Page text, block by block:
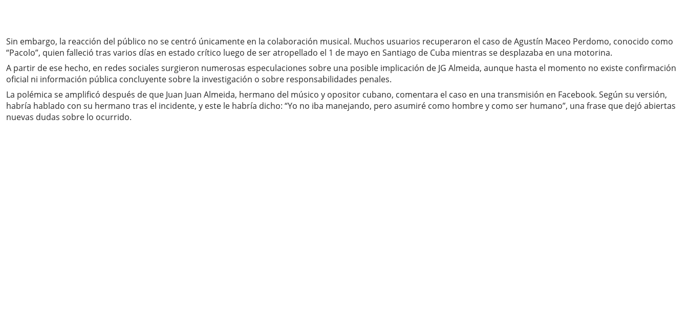
Sin embargo, la reacción del público no se centró únicamente en la colaboración musical. Muchos usuarios recuperaron el caso de Agustín Maceo Perdomo, conocido como
“Pacolo”, quien falleció tras varios días en estado crítico luego de ser atropellado el 1 de mayo en Santiago de Cuba mientras se desplazaba en una motorina.
A partir de ese hecho, en redes sociales surgieron numerosas especulaciones sobre una posible implicación de JG Almeida, aunque hasta el momento no existe confirmación
oficial ni información pública concluyente sobre la investigación o sobre responsabilidades penales.
La polémica se amplificó después de que Juan Juan Almeida, hermano del músico y opositor cubano, comentara el caso en una transmisión en Facebook. Según su versión,
habría hablado con su hermano tras el incidente, y este le habría dicho: “Yo no iba manejando, pero asumiré como hombre y como ser humano”, una frase que dejó abiertas
nuevas dudas sobre lo ocurrido.